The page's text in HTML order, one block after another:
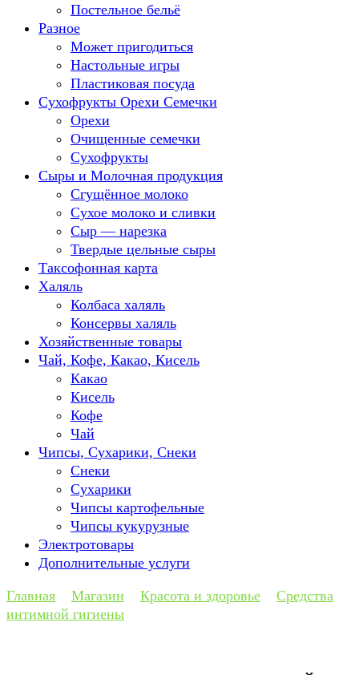
Постельное бельё
Разное
Может пригодиться
Настольные игры
Пластиковая посуда
Сухофрукты Орехи Семечки
Орехи
Очищенные семечки
Сухофрукты
Сыры и Молочная продукция
Сгущённое молоко
Сухое молоко и сливки
Сыр — нарезка
Твердые цельные сыры
Таксофонная карта
Халяль
Колбаса халяль
Консервы халяль
Хозяйственные товары
Чай, Кофе, Какао, Кисель
Какао
Кисель
Кофе
Чай
Чипсы, Сухарики, Снеки
Снеки
Сухарики
Чипсы картофельные
Чипсы кукурузные
Электротовары
Дополнительные услуги
Главная Магазин Красота и здоровье
Средства
интимной гигиены